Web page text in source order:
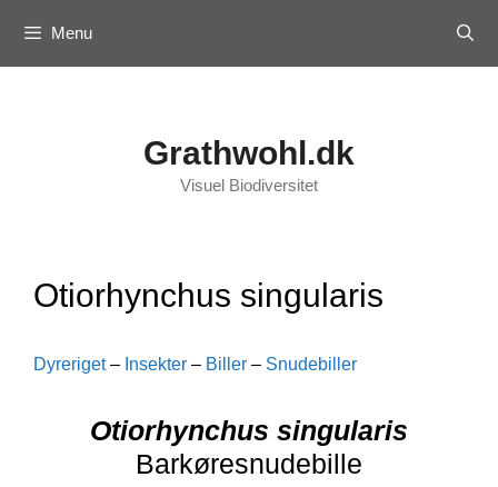
content
Menu
Grathwohl.dk
Visuel Biodiversitet
Otiorhynchus singularis
Dyreriget– Insekter – Biller – Snudebiller
Otiorhynchus singularis
Barkøresnudebille